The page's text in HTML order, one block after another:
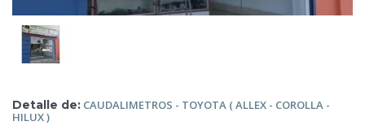
Detalle de: CAUDALIMETROS - TOYOTA ( ALLEX - COROLLA -
HILUX )